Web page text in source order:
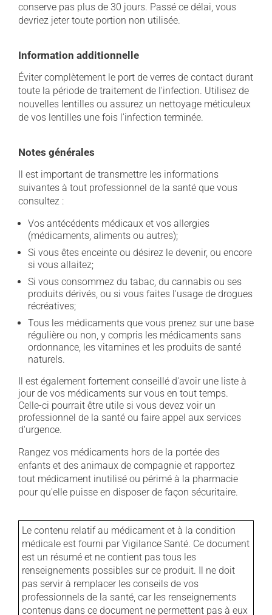
conserve pas plus de 30 jours. Passé ce délai, vous
devriez jeter toute portion non utilisée.
Information additionnelle
Éviter complètement le port de verres de contact durant
toute la période de traitement de l'infection. Utilisez de
nouvelles lentilles ou assurez un nettoyage méticuleux
de vos lentilles une fois l'infection terminée.
Notes générales
Il est important de transmettre les informations
suivantes à tout professionnel de la santé que vous
consultez :
Vos antécédents médicaux et vos allergies
(médicaments, aliments ou autres);
Si vous êtes enceinte ou désirez le devenir, ou encore
si vous allaitez;
Si vous consommez du tabac, du cannabis ou ses
produits dérivés, ou si vous faites l'usage de drogues
récréatives;
Tous les médicaments que vous prenez sur une base
régulière ou non, y compris les médicaments sans
ordonnance, les vitamines et les produits de santé
naturels.
Il est également fortement conseillé d'avoir une liste à
jour de vos médicaments sur vous en tout temps.
Celle-ci pourrait être utile si vous devez voir un
professionnel de la santé ou faire appel aux services
d'urgence.
Rangez vos médicaments hors de la portée des
enfants et des animaux de compagnie et rapportez
tout médicament inutilisé ou périmé à la pharmacie
pour qu'elle puisse en disposer de façon sécuritaire.
Le contenu relatif au médicament et à la condition
médicale est fourni par Vigilance Santé. Ce document
est un résumé et ne contient pas tous les
renseignements possibles sur ce produit. Il ne doit
pas servir à remplacer les conseils de vos
professionnels de la santé, car les renseignements
contenus dans ce document ne permettent pas à eux